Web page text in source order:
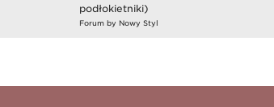
podłokietniki)
Forum by Nowy Styl